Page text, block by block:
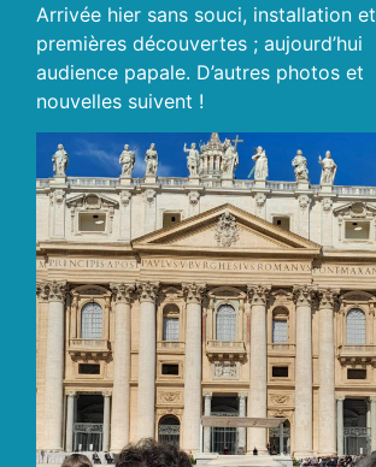
Arrivée hier sans souci, installation et
premières découvertes ; aujourd’hui
audience papale. D’autres photos et
nouvelles suivent !